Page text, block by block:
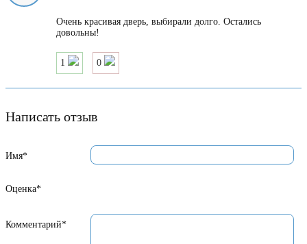
Очень красивая дверь, выбирали долго. Остались
довольны!
1 0
Написать отзыв
Имя*
Оценка*
Комментарий*